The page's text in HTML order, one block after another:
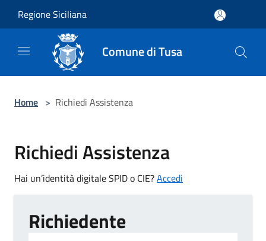
Regione Siciliana
Comune di Tusa
Home > Richiedi Assistenza
Richiedi Assistenza
Hai un’identità digitale SPID o CIE?Accedi
Richiedente